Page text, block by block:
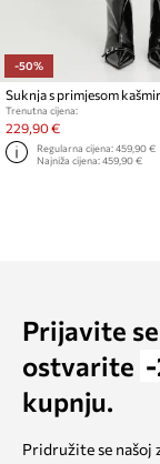
-50%
Trenutna cijena:
229,90 €
Regularna cijena:459,90 €
Najniža cijena:459,90 €
Prijavite
ostvarite
kupnju.
Pridružite se